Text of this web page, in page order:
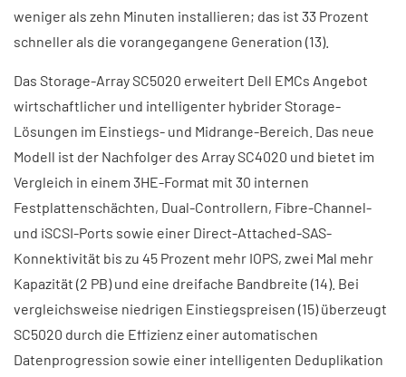
weniger als zehn Minuten installieren; das ist 33 Prozent
schneller als die vorangegangene Generation (13).
Das Storage-Array SC5020 erweitert Dell EMCs Angebot
wirtschaftlicher und intelligenter hybrider Storage-
Lösungen im Einstiegs- und Midrange-Bereich. Das neue
Modell ist der Nachfolger des Array SC4020 und bietet im
Vergleich in einem 3HE-Format mit 30 internen
Festplattenschächten, Dual-Controllern, Fibre-Channel-
und iSCSI-Ports sowie einer Direct-Attached-SAS-
Konnektivität bis zu 45 Prozent mehr IOPS, zwei Mal mehr
Kapazität (2 PB) und eine dreifache Bandbreite (14). Bei
vergleichsweise niedrigen Einstiegspreisen (15) überzeugt
SC5020 durch die Effizienz einer automatischen
Datenprogression sowie einer intelligenten Deduplikation